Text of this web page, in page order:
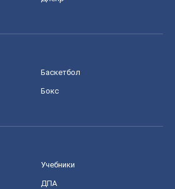
Баскетбол
Бокс
Учебники
ДПА